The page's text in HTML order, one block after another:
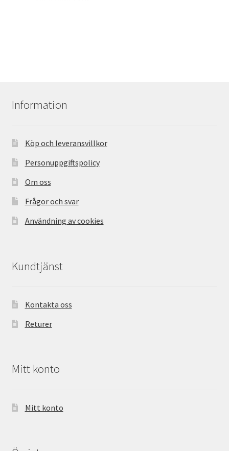
Information
Köp och leveransvillkor
Personuppgiftspolicy
Om oss
Frågor och svar
Användning av cookies
Kundtjänst
Kontakta oss
Returer
Mitt konto
Mitt konto